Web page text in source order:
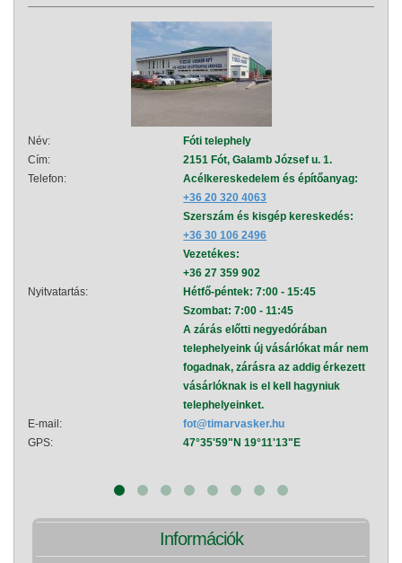
Név:
Fóti telephely
Cím:
2151 Fót, Galamb József u. 1.
Telefon:
Acélkereskedelem és építőanyag:
+36 20 320 4063
Szerszám és kisgép kereskedés:
+36 30 106 2496
Vezetékes:
+36 27 359 902
Nyitvatartás:
Hétfő-péntek: 7:00 - 15:45
Szombat: 7:00 - 11:45
A zárás előtti negyedórában
telephelyeink új vásárlókat már nem
fogadnak, zárásra az addig érkezett
vásárlóknak is el kell hagyniuk
telephelyeinket.
E-mail:
fot@timarvasker.hu
GPS:
47°35'59"N 19°11'13"E
Információk